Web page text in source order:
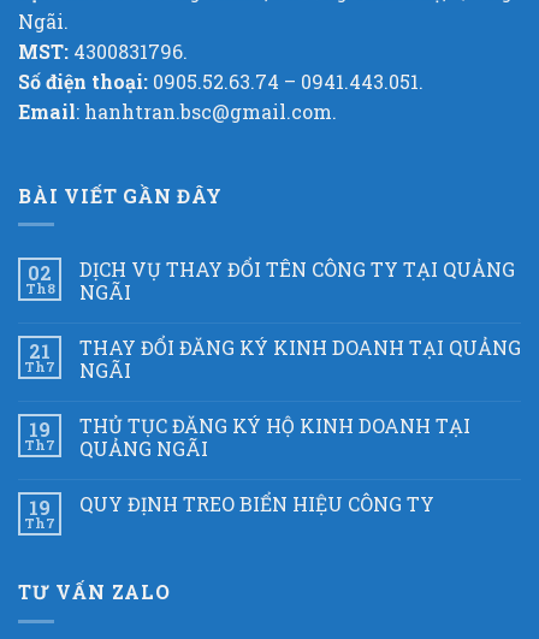
Ngãi.
MST: 4300831796.
Số điện thoại: 0905.52.63.74 – 0941.443.051.
Email: hanhtran.bsc@gmail.com.
BÀI VIẾT GẦN ĐÂY
02
Th8
DỊCH VỤ THAY ĐỔI TÊN CÔNG TY TẠI QUẢNG
NGÃI
21
Th7
THAY ĐỔI ĐĂNG KÝ KINH DOANH TẠI QUẢNG
NGÃI
19
Th7
THỦ TỤC ĐĂNG KÝ HỘ KINH DOANH TẠI
QUẢNG NGÃI
19
Th7
QUY ĐỊNH TREO BIỂN HIỆU CÔNG TY
TƯ VẤN ZALO